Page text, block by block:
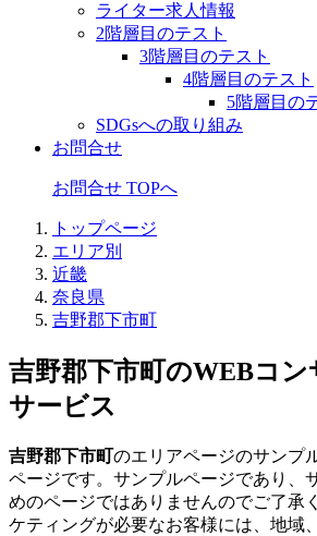
ライター求人情報
2階層目のテスト
3階層目のテスト
4階層目のテスト
5階層目の
SDGsへの取り組み
お問合せ
お問合せ TOPへ
トップページ
エリア別
近畿
奈良県
吉野郡下市町
吉野郡下市町のWEBコ
サービス
吉野郡下市町のエリアページのサンプ
ページです。サンプルページであり、
めのページではありませんのでご了承
ケティングが必要なお客様には、地域